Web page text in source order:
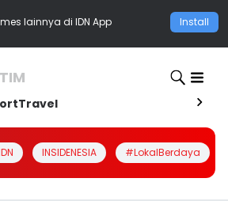
lainnya di IDN App Install
Travel
INSIDENESIA #LokalBerdaya